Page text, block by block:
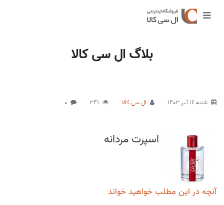
بلاگ ال سی کالا
شنبه 16 تیر 1403 ال سی کالا 341
0
اسپرت مردانه
آنچه در این مطلب خواهید خواند